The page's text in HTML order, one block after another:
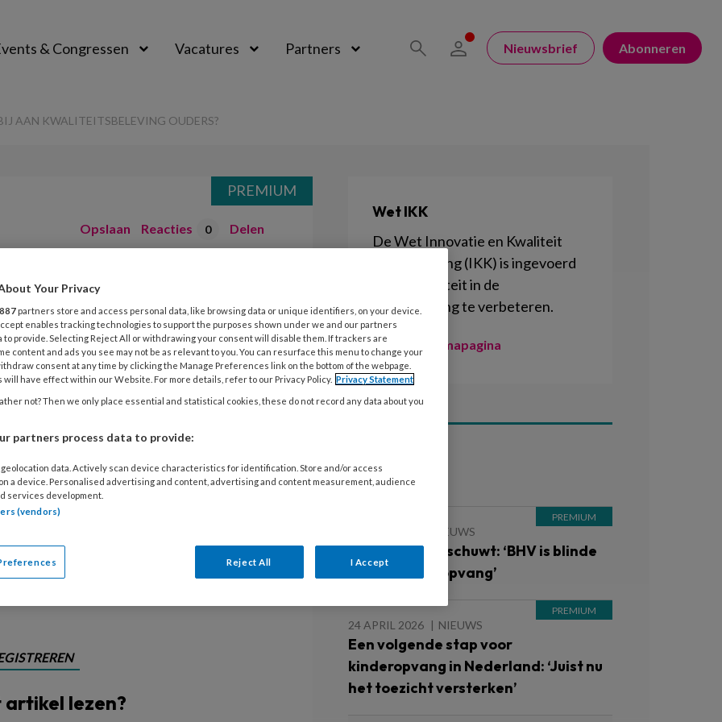
& Congressen Vacatures Partners Nieuwsbrief Abonneren
AAN KWALITEITSBELEVING OUDERS?
Opslaan Reacties 0 Delen
– Draagt IKK
de partner dat niet ziet, krijgt
ervaren het als volstrekt
glas naar buiten kunnen
benoemt – ‘heb even de
–, krijg je ineens wél waardering.
te geven dat als je iets goed doet,
lezen?
PREMIUM
Wet IKK
De Wet Innovatie en Kwaliteit
Kinderopvang (IKK) is ingevoerd
om de kwaliteit in de
kinderopvang te verbeteren.
Naar de themapagina
Lees ook
NIEUWS
Huisarts waarschuwt: ‘BHV is blinde
vlek in kinderopvang’
24 APRIL 2026 NIEUWS
Een volgende stap voor
kinderopvang in Nederland: ‘Juist nu
het toezicht versterken’
Your Privacy
887 partners store and access personal data, like browsing data or unique identifiers, on your device.
enables tracking technologies to support the purposes shown under we and our partners
to provide. Selecting Reject All or withdrawing your consent will disable them. If trackers are
content and ads you see may not be as relevant to you. You can resurface this menu to change your
consent at any time by clicking the Manage Preferences link on the bottom of the webpage.
will have effect within our Website. For more details, refer to our Privacy Policy. Privacy Statement
not? Then we only place essential and statistical cookies, these do not record any data about you
partners process data to provide:
data. Actively scan device characteristics for identification. Store and/or access
a device. Personalised advertising and content, advertising and content measurement, audience
services development.
(vendors)
Reject All I Accept